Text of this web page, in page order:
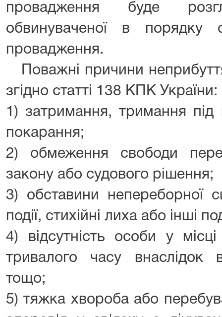
провадження буде
обвинуваченої в порядку
провадження.
Поважні причини
згідно статті 138 КПК України:
1) затримання, тримання під
покарання;
2) обмеження свободи
закону або судового рішення;
3) обставини непереборної
події, стихійні лиха або інші
4) відсутність особи у
тривалого часу внаслідок
тощо;
5) тяжка хвороба або